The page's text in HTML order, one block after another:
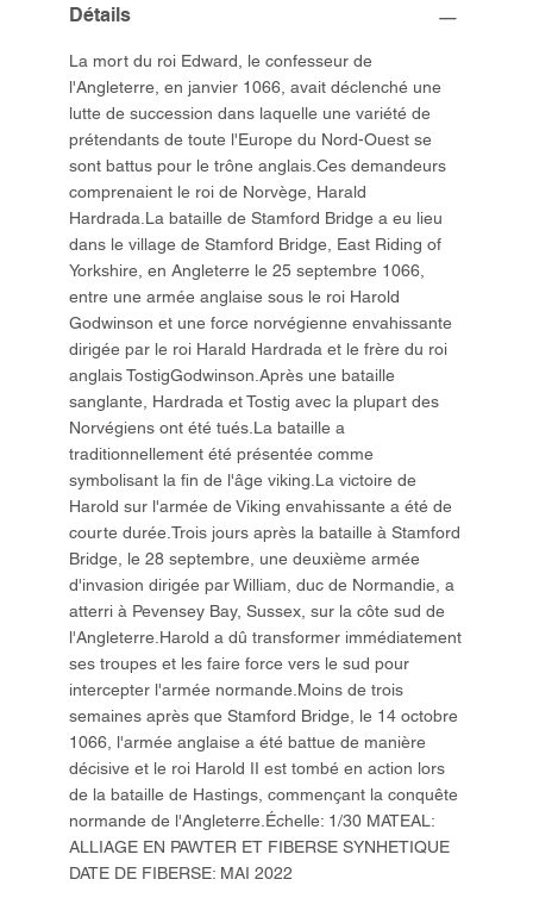
Détails
La mort du roi Edward, le confesseur de
l'Angleterre, en janvier 1066, avait déclenché une
lutte de succession dans laquelle une variété de
prétendants de toute l'Europe du Nord-Ouest se
sont battus pour le trône anglais.Ces demandeurs
comprenaient le roi de Norvège, Harald
Hardrada.La bataille de Stamford Bridge a eu lieu
dans le village de Stamford Bridge, East Riding of
Yorkshire, en Angleterre le 25 septembre 1066,
entre une armée anglaise sous le roi Harold
Godwinson et une force norvégienne envahissante
dirigée par le roi Harald Hardrada et le frère du roi
anglais TostigGodwinson.Après une bataille
sanglante, Hardrada et Tostig avec la plupart des
Norvégiens ont été tués.La bataille a
traditionnellement été présentée comme
symbolisant la fin de l'âge viking.La victoire de
Harold sur l'armée de Viking envahissante a été de
courte durée.Trois jours après la bataille à Stamford
Bridge, le 28 septembre, une deuxième armée
d'invasion dirigée par William, duc de Normandie, a
atterri à Pevensey Bay, Sussex, sur la côte sud de
l'Angleterre.Harold a dû transformer immédiatement
ses troupes et les faire force vers le sud pour
intercepter l'armée normande.Moins de trois
semaines après que Stamford Bridge, le 14 octobre
1066, l'armée anglaise a été battue de manière
décisive et le roi Harold II est tombé en action lors
de la bataille de Hastings, commençant la conquête
normande de l'Angleterre.Échelle: 1/30 MATEAL:
ALLIAGE EN PAWTER ET FIBERSE SYNHETIQUE
DATE DE FIBERSE: MAI 2022